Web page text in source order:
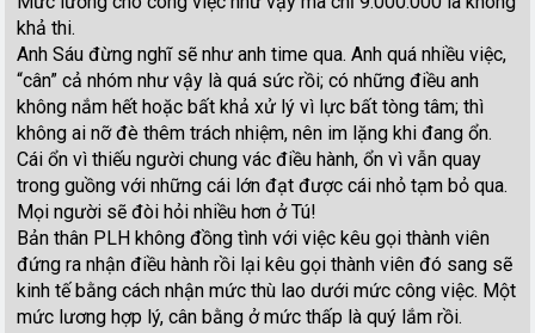
khả thi.
Anh Sáu đừng nghĩ sẽ như anh time qua. Anh quá nhiều việc,
“cân” cả nhóm như vậy là quá sức rồi; có những điều anh
không nắm hết hoặc bất khả xử lý vì lực bất tòng tâm; thì
không ai nỡ đè thêm trách nhiệm, nên im lặng khi đang ổn.
Cái ổn vì thiếu người chung vác điều hành, ổn vì vẫn quay
trong guồng với những cái lớn đạt được cái nhỏ tạm bỏ qua.
Mọi người sẽ đòi hỏi nhiều hơn ở Tú!
Bản thân PLH không đồng tình với việc kêu gọi thành viên
đứng ra nhận điều hành rồi lại kêu gọi thành viên đó sang sẽ
kinh tế bằng cách nhận mức thù lao dưới mức công việc. Một
mức lương hợp lý, cân bằng ở mức thấp là quý lắm rồi.